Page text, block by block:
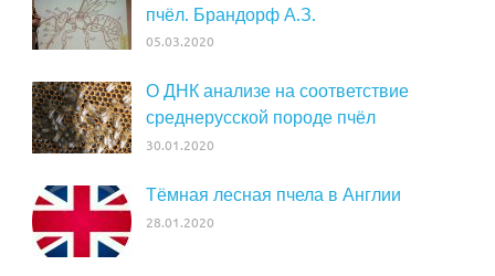
пчёл. Брандорф А.З.
05.03.2020
О ДНК анализе на соответствие
среднерусской породе пчёл
30.01.2020
Тёмная лесная пчела в Англии
28.01.2020